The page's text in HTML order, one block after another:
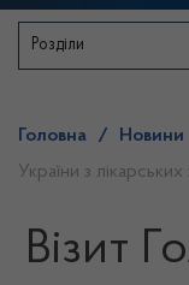
Розділи
Головна / Новини
України з лікарських
Візит